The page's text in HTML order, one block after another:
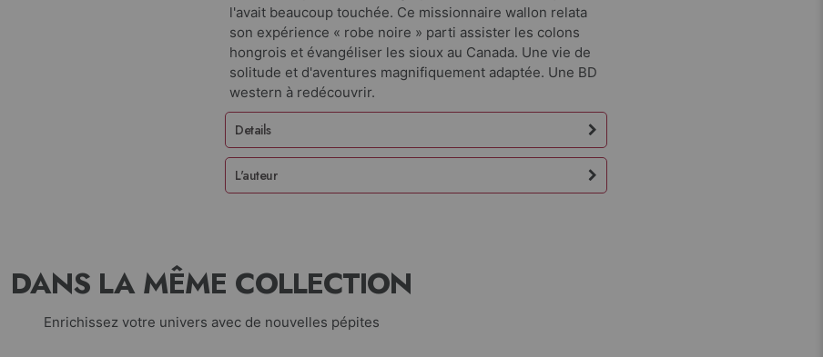
l'avait beaucoup touchée. Ce missionnaire wallon relata
son expérience « robe noire » parti assister les colons
hongrois et évangéliser les sioux au Canada. Une vie de
solitude et d'aventures magnifiquement adaptée. Une BD
western à redécouvrir.
Details
L'auteur
DANS LA MÊME COLLECTION
Enrichissez votre univers avec de nouvelles pépites